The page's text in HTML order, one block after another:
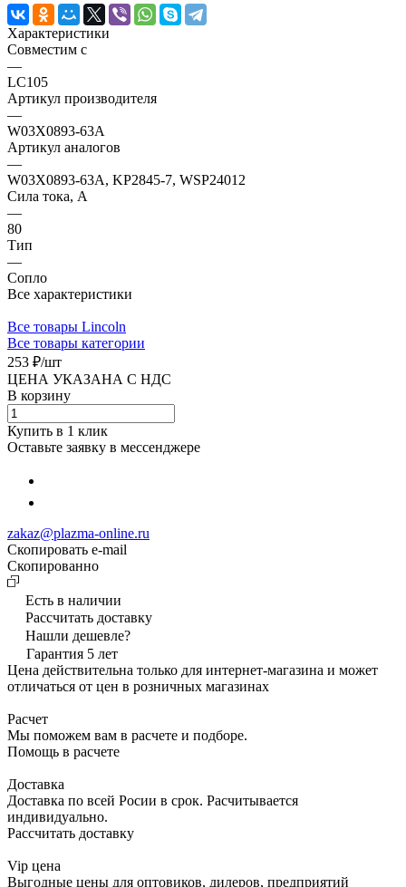
Характеристики
Совместим с
—
LC105
Артикул производителя
—
W03X0893-63A
Артикул аналогов
—
W03X0893-63A, KP2845-7, WSP24012
Сила тока, А
—
80
Тип
—
Сопло
Все характеристики
Все товары Lincoln
Все товары категории
253 ₽/шт
ЦЕНА УКАЗАНА С НДС
В корзину
Купить в 1 клик
Оставьте заявку в мессенджере
zakaz@plazma-online.ru
Скопировать e-mail
Cкопированно
Есть в наличии
Рассчитать доставку
Нашли дешевле?
Гарантия 5 лет
Цена действительна только для интернет-магазина и может
отличаться от цен в розничных магазинах
Расчет
Мы поможем вам в расчете и подборе.
Помощь в расчете
Доставка
Доставка по всей Росии в срок. Расчитывается
индивидуально.
Рассчитать доставку
Vip цена
Выгодные цены для оптовиков, дилеров, предприятий